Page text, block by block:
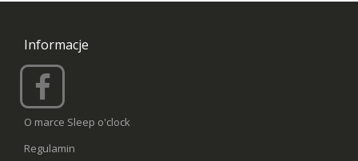
Informacje
O marce Sleep o'clock
Regulamin